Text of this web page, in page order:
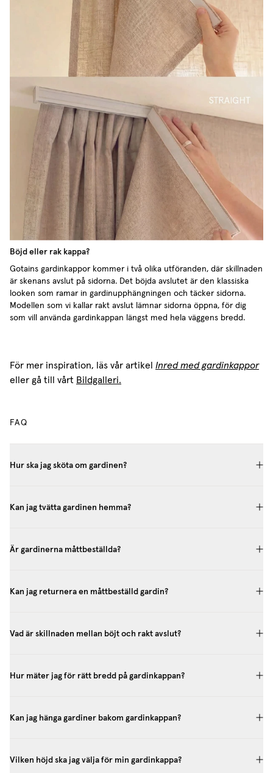
Böjd eller rak kappa?
Gotains gardinkappor kommer i två olika utföranden, där skillnaden
är skenans avslut på sidorna. Det böjda avslutet är den klassiska
looken som ramar in gardinupphängningen och täcker sidorna.
Modellen som vi kallar rakt avslut lämnar sidorna öppna, för dig
som vill använda gardinkappan längst med hela väggens bredd.
För mer inspiration, läs vår artikel Inred med gardinkappor
eller gå till vårt Bildgalleri.
FAQ
Hur ska jag sköta om gardinen?
Kan jag tvätta gardinen hemma?
Är gardinerna måttbeställda?
Kan jag returnera en måttbeställd gardin?
Vad är skillnaden mellan böjt och rakt avslut?
Hur mäter jag för rätt bredd på gardinkappan?
Kan jag hänga gardiner bakom gardinkappan?
Vilken höjd ska jag välja för min gardinkappa?